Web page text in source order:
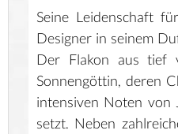
Seine Leidenschaft
Designer in seinem
Der Flakon aus tief
Sonnengöttin, deren
intensiven Noten von
setzt. Neben